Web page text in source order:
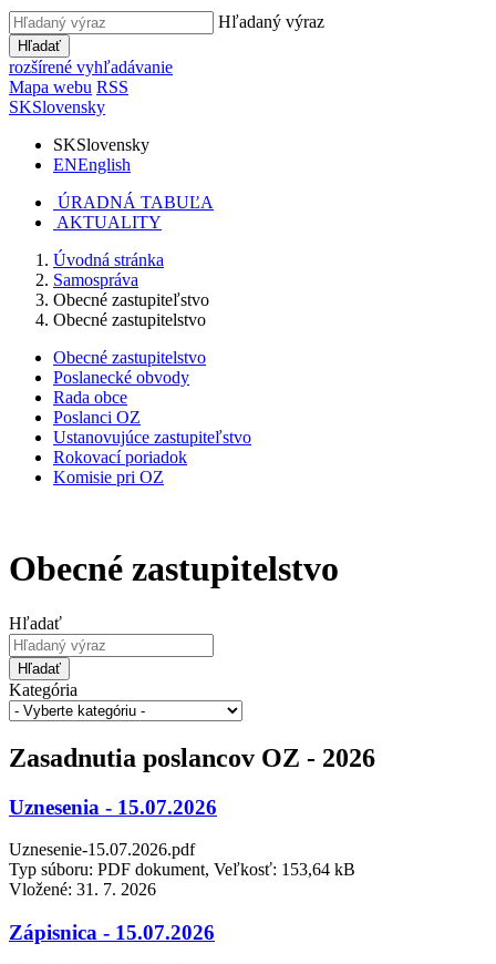
Hľadaný výraz
Hľadať
rozšírené vyhľadávanie
Mapa webu RSS
SKSlovensky
SKSlovensky
ENEnglish
ÚRADNÁ TABUĽA
AKTUALITY
Úvodná stránka
Samospráva
Obecné zastupiteľstvo
Obecné zastupitelstvo
Obecné zastupitelstvo
Poslanecké obvody
Rada obce
Poslanci OZ
Ustanovujúce zastupiteľstvo
Rokovací poriadok
Komisie pri OZ
Obecné zastupitelstvo
Hľadať
Hľadať
Kategória
Zasadnutia poslancov OZ - 2026
Uznesenia - 15.07.2026
Uznesenie-15.07.2026.pdf
Typ súboru: PDF dokument, Veľkosť: 153,64 kB
Vložené: 31. 7. 2026
Zápisnica - 15.07.2026